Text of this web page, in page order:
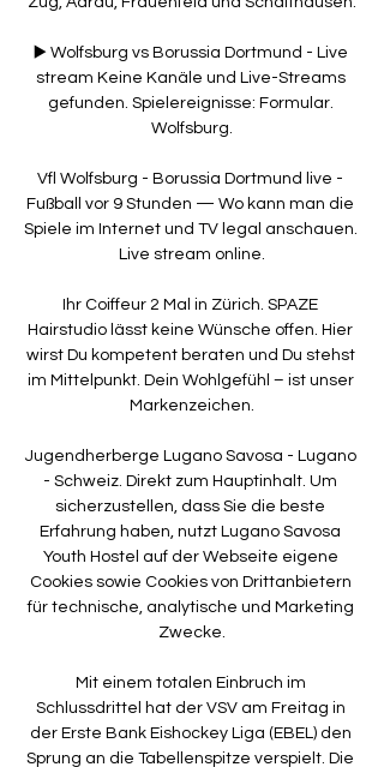
▶️ Wolfsburg vs Borussia Dortmund - Live
stream Keine Kanäle und Live-Streams
gefunden. Spielereignisse: Formular.
Wolfsburg.
Vfl Wolfsburg - Borussia Dortmund live -
Fußball vor 9 Stunden — Wo kann man die
Spiele im Internet und TV legal anschauen.
Live stream online.
Ihr Coiffeur 2 Mal in Zürich. SPAZE
Hairstudio lässt keine Wünsche offen. Hier
wirst Du kompetent beraten und Du stehst
im Mittelpunkt. Dein Wohlgefühl – ist unser
Markenzeichen.
Jugendherberge Lugano Savosa - Lugano
- Schweiz. Direkt zum Hauptinhalt. Um
sicherzustellen, dass Sie die beste
Erfahrung haben, nutzt Lugano Savosa
Youth Hostel auf der Webseite eigene
Cookies sowie Cookies von Drittanbietern
für technische, analytische und Marketing
Zwecke.
Mit einem totalen Einbruch im
Schlussdrittel hat der VSV am Freitag in
der Erste Bank Eishockey Liga (EBEL) den
Sprung an die Tabellenspitze verspielt. Die